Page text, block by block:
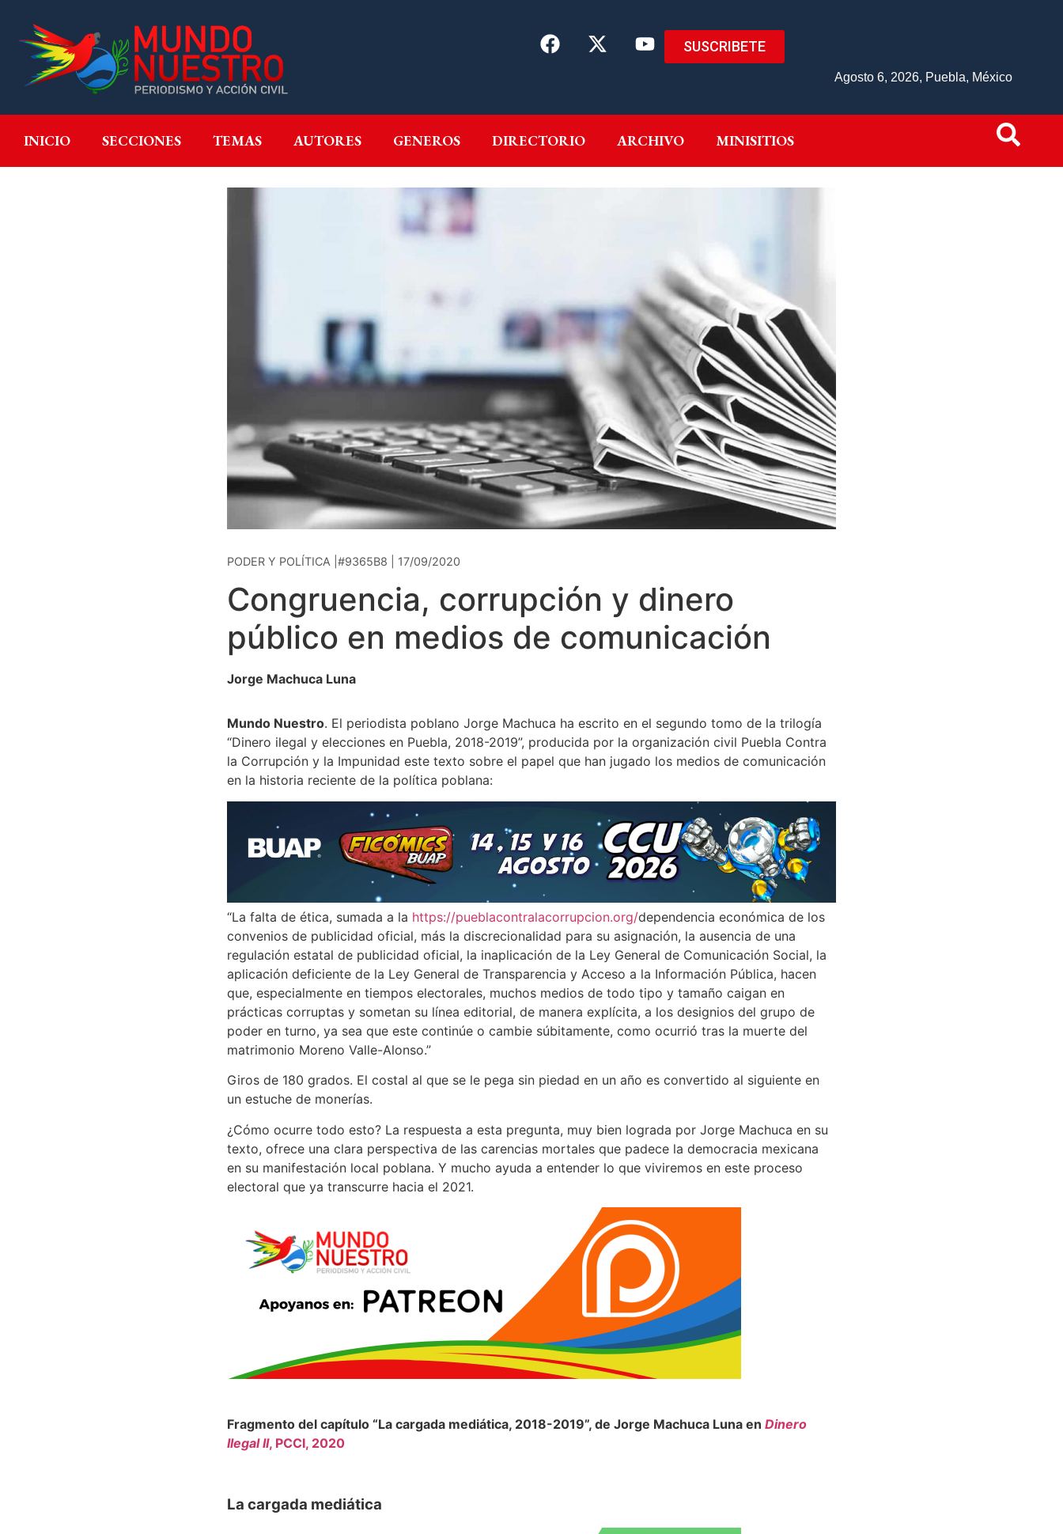
SUSCRIBETE
Agosto 6, 2026, Puebla, México
INICIO SECCIONES TEMAS AUTORES GENEROS DIRECTORIO ARCHIVO MINISITIOS
INICIO SECCIONES GENEROS DIRECTORIO ARCHIVO MINISITIOS
PODER Y POLÍTICA |#9365B8 | 17/09/2020
Congruencia, corrupción y dinero
público en medios de comunicación
Jorge Machuca Luna
Mundo Nuestro. El periodista poblano Jorge Machuca ha escrito en el segundo tomo de la trilogía
“Dinero ilegal y elecciones en Puebla, 2018-2019”, producida por la organización civil Puebla Contra
la Corrupción y la Impunidad este texto sobre el papel que han jugado los medios de comunicación
en la historia reciente de la política poblana:
“La falta de ética, sumada a la https://pueblacontralacorrupcion.org/dependencia económica de los
convenios de publicidad oficial, más la discrecionalidad para su asignación, la ausencia de una
regulación estatal de publicidad oficial, la inaplicación de la Ley General de Comunicación Social, la
aplicación deficiente de la Ley General de Transparencia y Acceso a la Información Pública, hacen
que, especialmente en tiempos electorales, muchos medios de todo tipo y tamaño caigan en
prácticas corruptas y sometan su línea editorial, de manera explícita, a los designios del grupo de
poder en turno, ya sea que este continúe o cambie súbitamente, como ocurrió tras la muerte del
matrimonio Moreno Valle-Alonso.”
Giros de 180 grados. El costal al que se le pega sin piedad en un año es convertido al siguiente en
un estuche de monerías.
¿Cómo ocurre todo esto? La respuesta a esta pregunta, muy bien lograda por Jorge Machuca en su
texto, ofrece una clara perspectiva de las carencias mortales que padece la democracia mexicana
en su manifestación local poblana. Y mucho ayuda a entender lo que viviremos en este proceso
electoral que ya transcurre hacia el 2021.
Fragmento del capítulo “La cargada mediática, 2018-2019”, de Jorge Machuca Luna en Dinero
Ilegal II, PCCI, 2020
La cargada mediática